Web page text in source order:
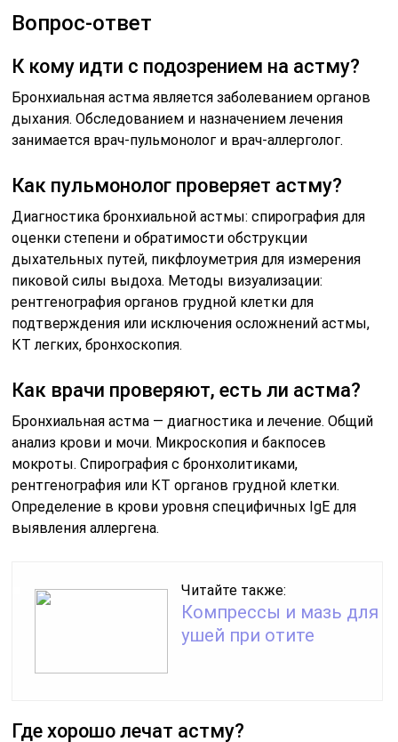
Вопрос-ответ
К кому идти с подозрением на астму?
Бронхиальная астма является заболеванием органов
дыхания. Обследованием и назначением лечения
занимается врач-пульмонолог и врач-аллерголог.
Как пульмонолог проверяет астму?
Диагностика бронхиальной астмы: спирография для
оценки степени и обратимости обструкции
дыхательных путей, пикфлоуметрия для измерения
пиковой силы выдоха. Методы визуализации:
рентгенография органов грудной клетки для
подтверждения или исключения осложнений астмы,
КТ легких, бронхоскопия.
Как врачи проверяют, есть ли астма?
Бронхиальная астма — диагностика и лечение. Общий
анализ крови и мочи. Микроскопия и бакпосев
мокроты. Спирография с бронхолитиками,
рентгенография или КТ органов грудной клетки.
Определение в крови уровня специфичных IgE для
выявления аллергена.
Читайте также:
Компрессы и мазь для
ушей при отите
Где хорошо лечат астму?